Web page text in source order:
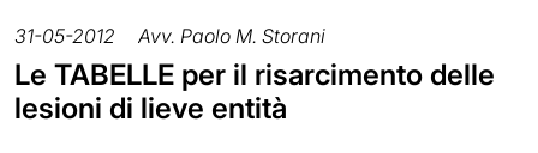
31-05-2012 Avv. Paolo M. Storani
Le TABELLE per il risarcimento delle
lesioni di lieve entità